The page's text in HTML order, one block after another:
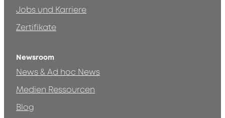
Jobs und Karriere
Zertifikate
Newsroom
News & Ad hoc News
Medien Ressourcen
Blog